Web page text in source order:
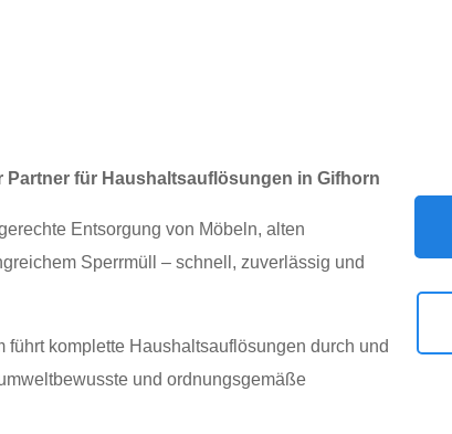
Partner für Haushaltsauflösungen in Gifhorn
Entsorgung von Möbeln, alten
Sperrmüll – schnell, zuverlässig und
führt komplette Haushaltsauflösungen durch und
und ordnungsgemäße